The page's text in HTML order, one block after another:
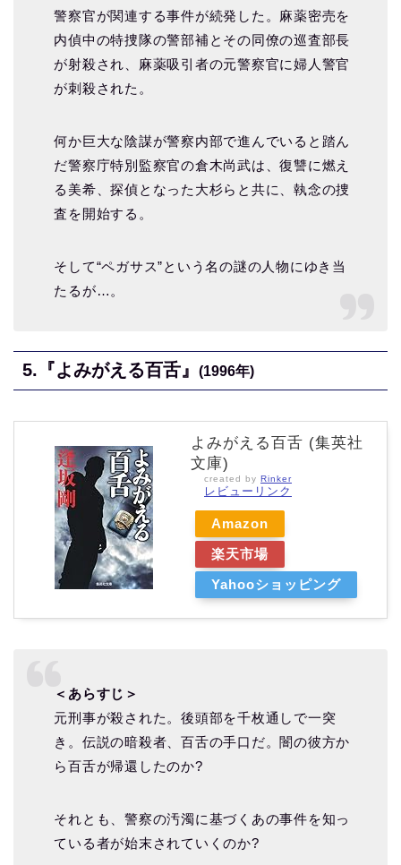
警察官が関連する事件が続発した。麻薬密売を
内偵中の特捜隊の警部補とその同僚の巡査部長
が射殺され、麻薬吸引者の元警察官に婦人警官
が刺殺された。
何か巨大な陰謀が警察内部で進んでいると踏ん
だ警察庁特別監察官の倉木尚武は、復讐に燃え
る美希、探偵となった大杉らと共に、執念の捜
査を開始する。
そして“ペガサス”という名の謎の人物にゆき当
たるが…。
5.『よみがえる百舌』 (1996年)
よみがえる百舌 (集英社
文庫)
created by Rinker
レビューリンク
Amazon
楽天市場
Yahooショッピング
＜あらすじ＞
元刑事が殺された。後頭部を千枚通しで一突
き。伝説の暗殺者、百舌の手口だ。闇の彼方か
ら百舌が帰還したのか?
それとも、警察の汚濁に基づくあの事件を知っ
ている者が始末されていくのか?